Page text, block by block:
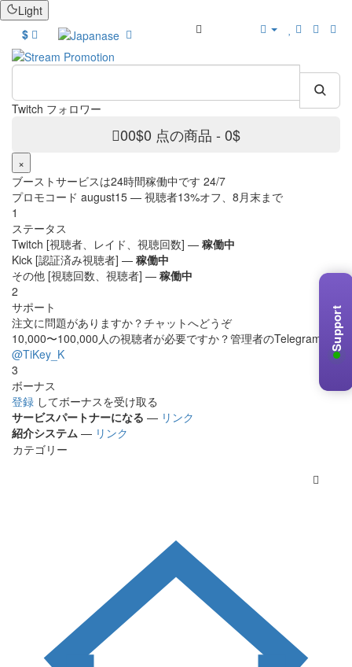
Light
Support
$
Twitch フォロワー
00$0 点の商品 - 0$
×
ブーストサービスは24時間稼働中です 24/7
プロモコード august15 — 視聴者13%オフ、8月末まで
1
ステータス
Twitch [視聴者、レイド、視聴回数] — 稼働中
Kick [認証済み視聴者] — 稼働中
その他 [視聴回数、視聴者] — 稼働中
2
サポート
注文に問題がありますか？チャットへどうぞ
10,000〜100,000人の視聴者が必要ですか？管理者のTelegram —
@TiKey_K
3
ボーナス
登録 してボーナスを受け取る
サービスパートナーになる — リンク
紹介システム — リンク
カテゴリー